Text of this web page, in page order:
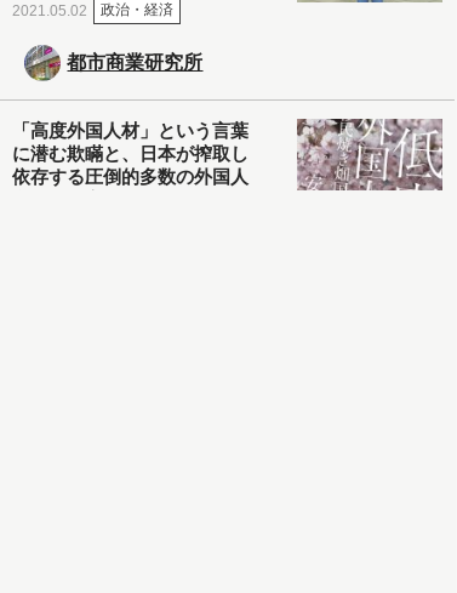
2021.05.02 政治・経済
都市商業研究所
「高度外国人材」という言葉
に潜む欺瞞と、日本が搾取し
依存する圧倒的多数の外国人